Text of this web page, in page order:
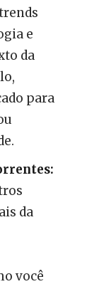
e
da
para
da
você